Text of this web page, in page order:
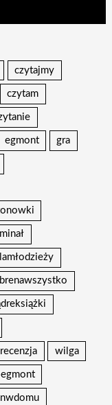
czytajmy
czytam
egmont gra
recenzja wilga